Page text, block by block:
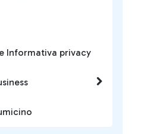
Informativa privacy